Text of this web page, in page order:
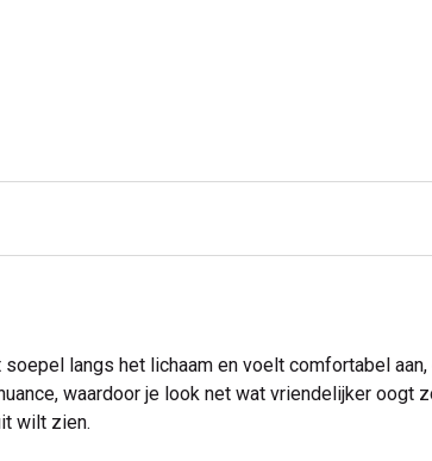
langs het lichaam en voelt comfortabel
waardoor je look net wat vriendelijker oogt
wilt zien.